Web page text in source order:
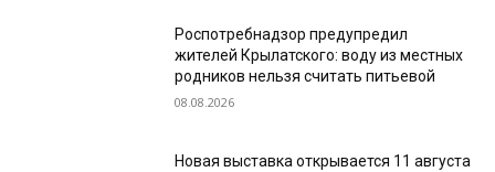
Роспотребнадзор предупредил
жителей Крылатского: воду из местных
родников нельзя считать питьевой
08.08.2026
Новая выставка открывается 11 августа